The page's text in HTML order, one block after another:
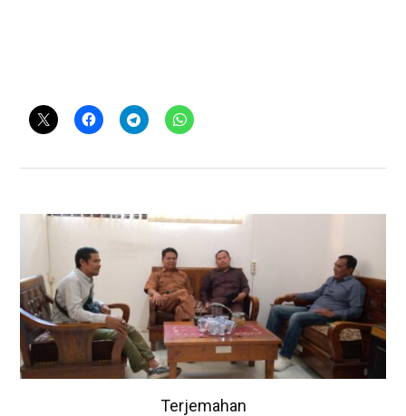
Terjemahan